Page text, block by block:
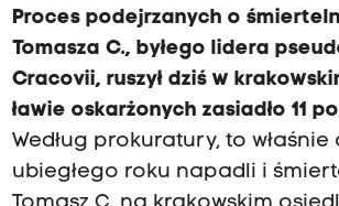
Proces podejrzanych o
Tomasza C., byłego lidera
Cracovii, ruszył dziś w
ławie oskarżonych zasiadło 11
Według prokuratury, to właśnie
ubiegłego roku napadli i